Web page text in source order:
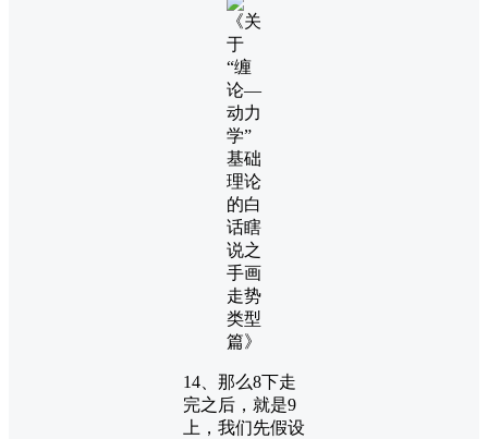
14、那么8下走
完之后，就是9
上，我们先假设